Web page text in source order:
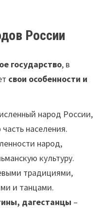
России
государство, в
свои особенности и
народ России,
населения.
народ,
культуру.
традициями,
и танцами.
дагестанцы –